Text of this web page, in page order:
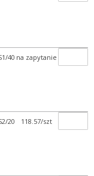
40 na zapytanie
20 118.57/szt